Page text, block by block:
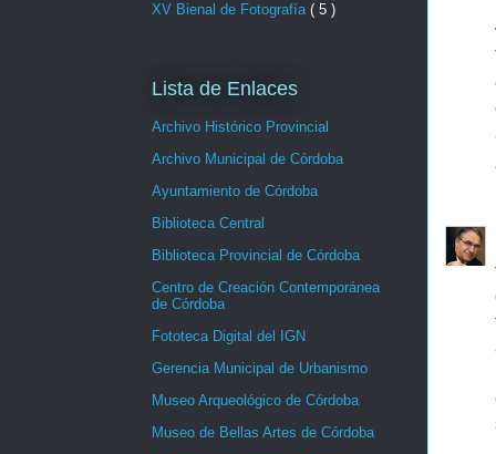
XV Bienal de Fotografía ( 5 )
Lista de Enlaces
Archivo Histórico Provincial
Archivo Municipal de Córdoba
Ayuntamiento de Córdoba
Biblioteca Central
Biblioteca Provincial de Córdoba
Centro de Creación Contemporánea
de Córdoba
Fototeca Digital del IGN
Gerencia Municipal de Urbanismo
Museo Arqueológico de Córdoba
Museo de Bellas Artes de Córdoba